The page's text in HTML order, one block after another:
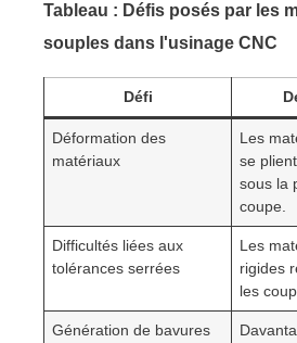
Tableau : Défis posés par les
souples dans l'usinage CNC
Défi
Déformation des
matériaux
Les
se
sous la
coupe.
Difficultés liées aux
tolérances serrées
Les
rigides
les
Génération de bavures